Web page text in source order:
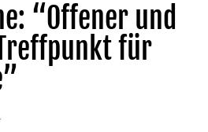
“Offener und
für